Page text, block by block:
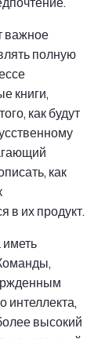
важное
полную
книги,
как будут
как
в их продукт.
интеллекта,
высокий